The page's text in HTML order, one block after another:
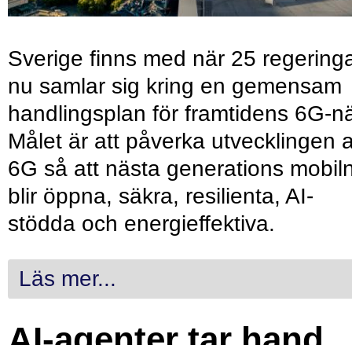
Sverige finns med när 25
nu samlar sig kring en gemensam
handlingsplan för framtidens 6G-
Målet är att påverka utvecklingen
6G så att nästa generations
blir öppna, säkra, resilienta, AI-
stödda och energieffektiva.
Läs mer...